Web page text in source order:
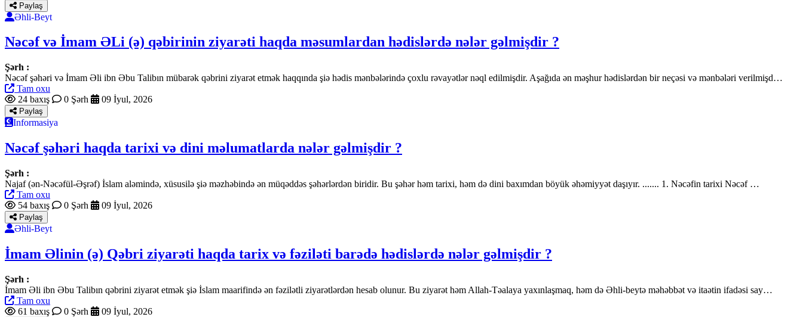
Paylaş
Əhli-Beyt
Nəcəf və İmam ƏLi (ə) qəbirinin ziyarəti haqda məsumlardan hədislərdə nələr gəlmişdir ?
Şərh :
Nəcəf şəhəri və İmam Əli ibn Əbu Talibın mübarək qəbrini ziyarət etmək haqqında şiə hədis mənbələrində çoxlu rəvayətlər nəql edilmişdir. Aşağıda ən məşhur hədislərdən bir neçəsi və mənbələri verilmişd…
Tam oxu
24 baxış
0 Şərh 09 İyul, 2026
Paylaş
Informasiya
Nəcəf şəhəri haqda tarixi və dini məlumatlarda nələr gəlmişdir ?
Şərh :
Najaf (ən-Nəcəfül-Əşrəf) İslam aləmində, xüsusilə şiə məzhəbində ən müqəddəs şəhərlərdən biridir. Bu şəhər həm tarixi, həm də dini baxımdan böyük əhəmiyyət daşıyır. ....... 1. Nəcəfin tarixi Nəcəf …
Tam oxu
54 baxış
0 Şərh 09 İyul, 2026
Paylaş
Əhli-Beyt
İmam Əlinin (ə) Qəbri ziyarəti haqda tarix və fəziləti barədə hədislərdə nələr gəlmişdir ?
Şərh :
İmam Əli ibn Əbu Talibın qəbrini ziyarət etmək şiə İslam maarifində ən fəzilətli ziyarətlərdən hesab olunur. Bu ziyarət həm Allah-Təalaya yaxınlaşmaq, həm də Əhli-beytə məhəbbət və itaətin ifadəsi say…
Tam oxu
61 baxış
0 Şərh 09 İyul, 2026